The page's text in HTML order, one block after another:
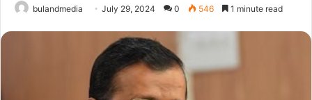
bulandmedia July 29, 2024 0 546 1 minute read